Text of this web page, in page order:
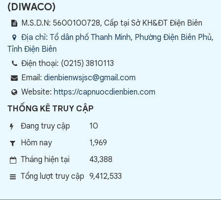
(DIWACO)
M.S.D.N: 5600100728, Cấp tại Sở KH&ĐT Điện Biên
Địa chỉ: Tổ dân phố Thanh Minh, Phường Điện Biên Phủ,
Tỉnh Điện Biên
Điện thoại: (0215) 3810113
Email: dienbienwsjsc@gmail.com
Website: https://capnuocdienbien.com
THỐNG KÊ TRUY CẬP
Đang truy cập
10
Hôm nay
1,969
Tháng hiện tại
43,388
Tổng lượt truy cập 9,412,533